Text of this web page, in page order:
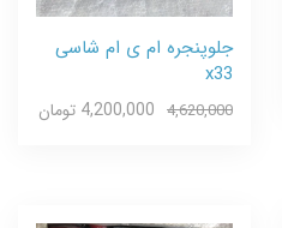
جلوپنجره ام ی ام شاسی
x33
4,620,000 4,200,000 تومان